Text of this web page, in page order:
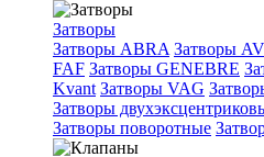
Затворы
Затворы ABRA Затворы
FAF Затворы GENEBRE
Kvant Затворы VAG
Затворы
Затворы поворотные